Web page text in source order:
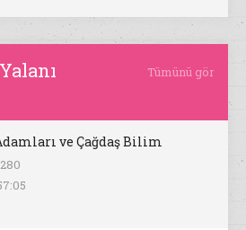
Tümünü gör
ve Çağdaş Bilim